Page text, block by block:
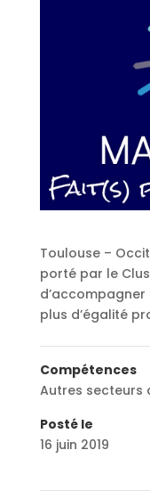
Toulouse –
porté par le
plus d’égalité
Compétences
Autres secteurs
Posté le
16 juin 2019